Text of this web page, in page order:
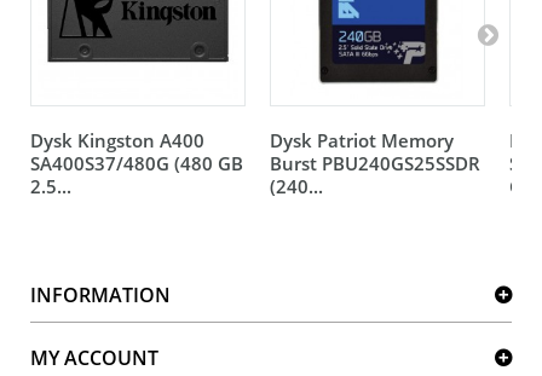
Dysk Kingston A400
SA400S37/480G (480 GB
2.5...
Dysk Patriot Memory
Burst PBU240GS25SSDR
(240...
GB
INFORMATION
MY ACCOUNT